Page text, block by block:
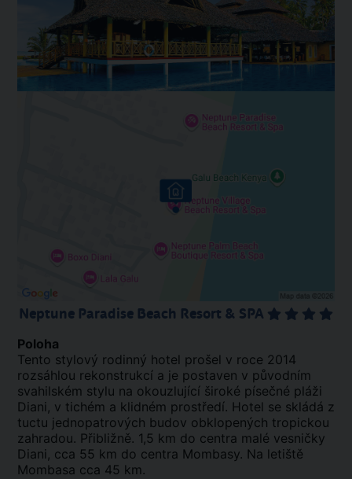
Neptune Paradise Beach Resort & SPA
Poloha
Tento stylový rodinný hotel prošel v roce 2014
rozsáhlou rekonstrukcí a je postaven v původním
svahilském stylu na okouzlující široké písečné pláži
Diani, v tichém a klidném prostředí. Hotel se skládá z
tuctu jednopatrových budov obklopených tropickou
zahradou. Přibližně. 1,5 km do centra malé vesničky
Diani, cca 55 km do centra Mombasy. Na letiště
Mombasa cca 45 km.